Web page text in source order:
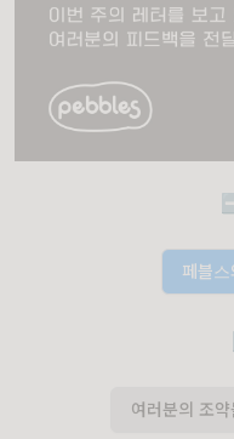
페블
여러분의 조